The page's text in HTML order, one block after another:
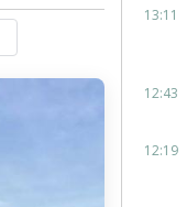
13:11
12:43
12:19